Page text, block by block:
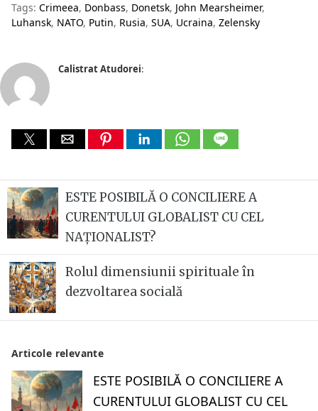
Tags: Crimeea Donbass Donetsk John Mearsheimer
Luhansk NATO Putin Rusia SUA Ucraina Zelensky
Calistrat Atudorei:
ESTE POSIBILĂ O CONCILIERE A
CURENTULUI GLOBALIST CU CEL
NAȚIONALIST?
Rolul dimensiunii spirituale în
dezvoltarea socială
Articole relevante
ESTE POSIBILĂ O CONCILIERE A
CURENTULUI GLOBALIST CU CEL